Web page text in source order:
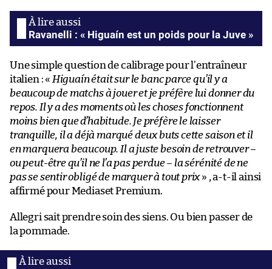
Ravanelli : « Higuaín est un poids pour la Juve »
Une simple question de calibrage pour l’entraîneur
italien : « Higuaín était sur le banc parce qu’il y a
beaucoup de matchs à jouer et je préfère lui donner du
repos. Il y a des moments où les choses fonctionnent
moins bien que d’habitude. Je préfère le laisser
tranquille, il a déjà marqué deux buts cette saison et il
en marquera beaucoup. Il a juste besoin de retrouver –
ou peut-être qu’il ne l’a pas perdue – la sérénité de ne
pas se sentir obligé de marquer à tout prix» , a-t-il ainsi
affirmé pour Mediaset Premium.
Allegri sait prendre soin des siens. Ou bien passer de
la pommade.